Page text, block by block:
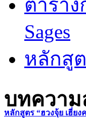
หลักสูตร “ฮวงจุ้ย เฮี่ยง
ตารา
Sages
หลักสู
บทความ